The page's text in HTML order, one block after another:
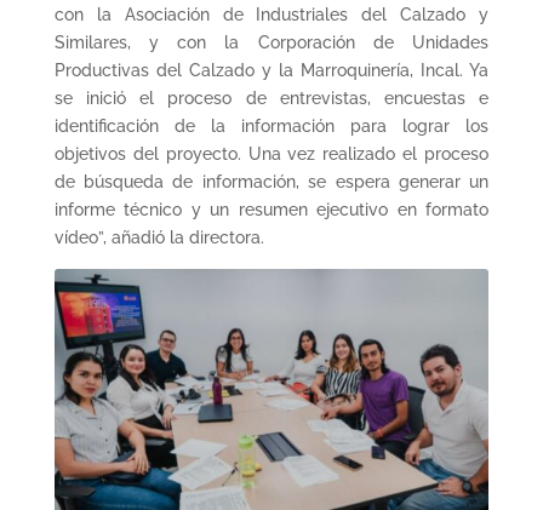
con la Asociación de Industriales del Calzado y
Similares, y con la Corporación de Unidades
Productivas del Calzado y la Marroquinería, Incal. Ya
se inició el proceso de entrevistas, encuestas e
identificación de la información para lograr los
objetivos del proyecto. Una vez realizado el proceso
de búsqueda de información, se espera generar un
informe técnico y un resumen ejecutivo en formato
vídeo”, añadió la directora.